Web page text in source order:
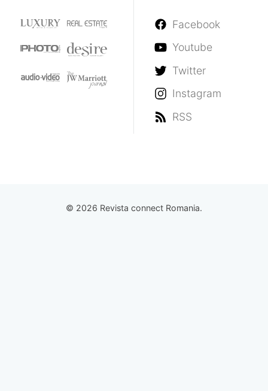
Facebook
Youtube
Twitter
Instagram
RSS
© 2026 Revista connect Romania.